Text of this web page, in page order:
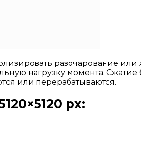
разочарование или
нагрузку момента. Сжатие
или перерабатываются.
px: